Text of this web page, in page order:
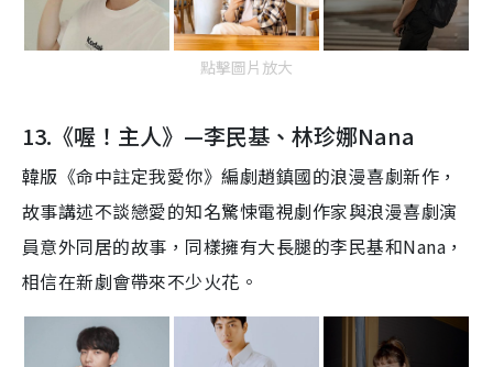
點擊圖片放大
13.《喔！主人》—李民基、 林珍娜Nana
韓版《命中註定我愛你》編劇趙鎮國的浪漫喜劇新作，
故事講述不談戀愛的知名驚悚電視劇作家與浪漫喜劇演
員意外同居的故事，同樣擁有大長腿的李民基和Nana，
相信在新劇會帶來不少火花。